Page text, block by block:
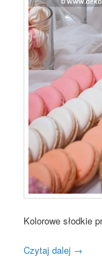
Kolorowe słodkie
Czytaj dalej →